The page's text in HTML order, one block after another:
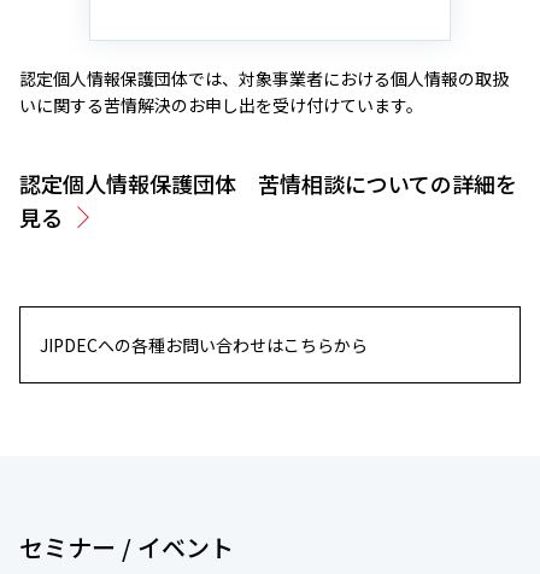
認定個人情報保護団体では、対象事業者における個人情報の取扱
いに関する苦情解決のお申し出を受け付けています。
認定個人情報保護団体 苦情相談についての詳細を
見る
JIPDECへの各種お問い合わせはこちらから
セミナー / イベント